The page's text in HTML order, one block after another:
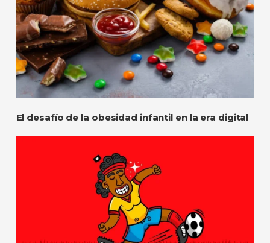
El desafío de la obesidad infantil en la era digital